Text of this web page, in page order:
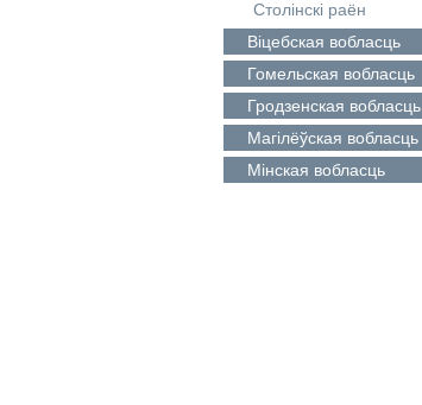
Столінскі раён
Віцебская вобласць
Гомельская вобласць
Гродзенская вобласць
Магілёўская вобласць
Мінская вобласць